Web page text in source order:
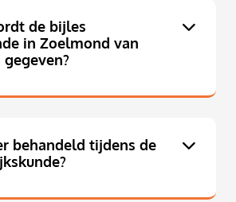
de bijles
in Zoelmond van
behandeld tijdens de